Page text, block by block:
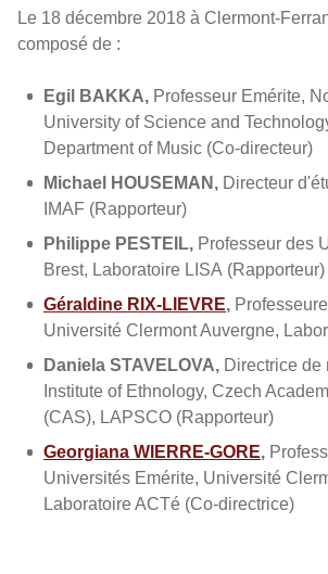
Le 18 décembre 2018 à Clermont-
composé de :
Egil BAKKA, Professeur Emérite,
University of Science and
Department of Music (Co-directeur)
Michael HOUSEMAN, Directeur
IMAF (Rapporteur)
Philippe PESTEIL, Professeur des
Brest, Laboratoire LISA (Rapporteur)
Géraldine RIX-LIEVRE,
Université Clermont Auvergne,
Daniela STAVELOVA, Directrice de
Institute of Ethnology, Czech
(CAS), LAPSCO (Rapporteur)
Georgiana WIERRE-GORE,
Universités Emérite, Université
Laboratoire ACTé (Co-directrice)